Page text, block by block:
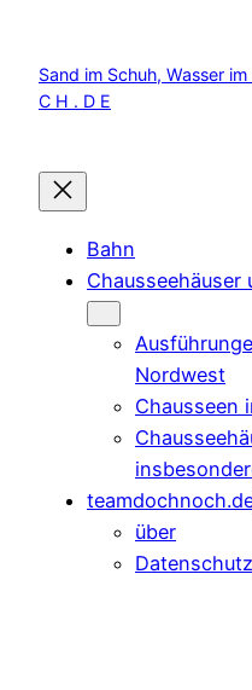
springen
Sand im Schuh, Wasser
C H . D E
Bahn
Chausseehäuser
Nordwest
Chausseen
über
Datenschutz